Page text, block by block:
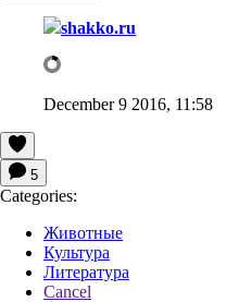
shakko.ru
December 9 2016, 11:58
5
Categories:
Животные
Культура
Литература
Cancel